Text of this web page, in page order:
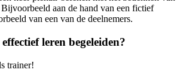
aan de hand van een fictief
van een van de deelnemers.
leren begeleiden?
trainer!